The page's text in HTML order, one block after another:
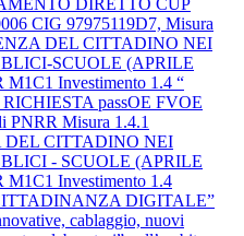
DIRETTO CUP
CIG 97975119D7, Misura
DEL CITTADINO NEI
SCUOLE (APRILE
M1C1 Investimento 1.4 “
passOE FVOE
PNRR Misura 1.4.1
DEL CITTADINO NEI
- SCUOLE (APRILE
M1C1 Investimento 1.4
DIGITALE”
cablaggio, nuovi